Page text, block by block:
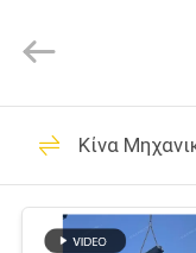
ΣΠΊΤΙ
ΠΡΟΪΌΝΤΑ
GROUP
Rights
Κίνα